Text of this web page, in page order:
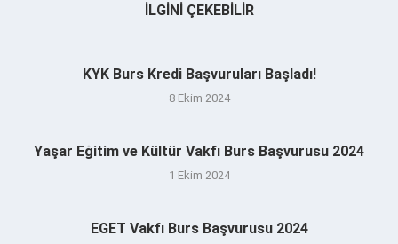
İLGINI ÇEKEBILIR
KYK Burs Kredi Başvuruları Başladı!
8 Ekim 2024
Yaşar Eğitim ve Kültür Vakfı Burs Başvurusu 2024
1 Ekim 2024
EGET Vakfı Burs Başvurusu 2024